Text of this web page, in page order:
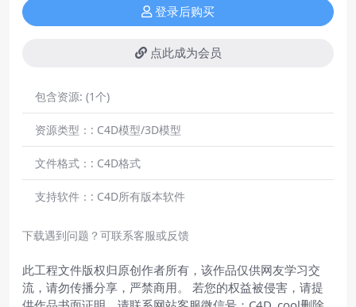
登录后购买
点此成为会员
包含资源: (1个)
资源类型：: C4D模型/3D模型
文件格式：: C4D格式
支持软件：: C4D所有版本软件
下载遇到问题？可联系客服或反馈
此工程文件版权归原创作者所有，该作品仅供网友学习交
流，请勿传播分享，严禁商用。 若您的权益被侵害，请提